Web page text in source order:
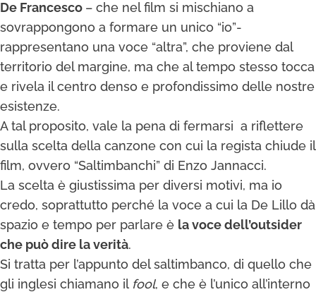
De Francesco – che nel film si mischiano a
sovrappongono a formare un unico “io”-
rappresentano una voce “altra”, che proviene dal
territorio del margine, ma che al tempo stesso tocca
e rivela il centro denso e profondissimo delle nostre
esistenze.
A tal proposito, vale la pena di fermarsi a riflettere
sulla scelta della canzone con cui la regista chiude il
film, ovvero “Saltimbanchi” di Enzo Jannacci.
La scelta è giustissima per diversi motivi, ma io
credo, soprattutto perché la voce a cui la De Lillo dà
spazio e tempo per parlare è la voce dell’outsider
che può dire la verità.
Si tratta per l’appunto del saltimbanco, di quello che
gli inglesi chiamano il fool, e che è l’unico all’interno